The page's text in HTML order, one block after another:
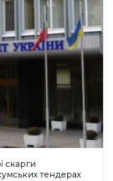
скарги
тендерах